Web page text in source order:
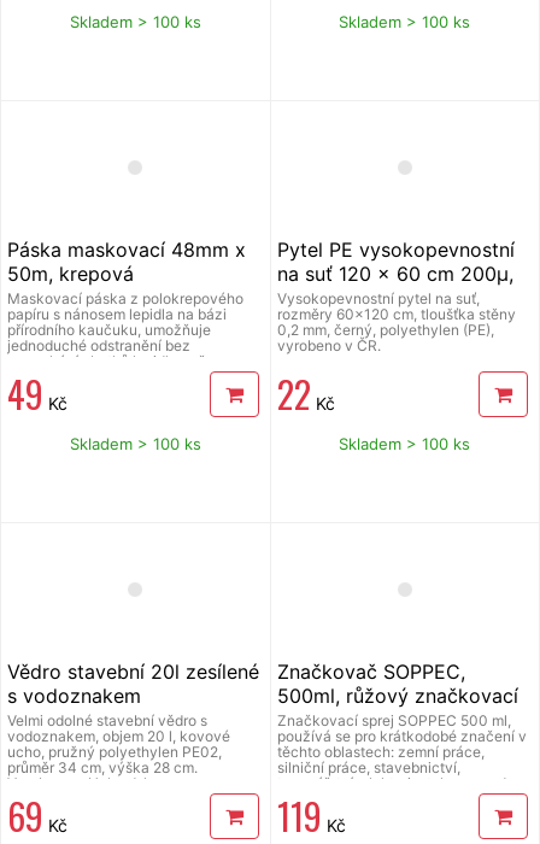
Skladem > 100 ks Skladem > 100 ks
Páska maskovací 48mm x
50m, krepová
Maskovací páska z polokrepového
papíru s nánosem lepidla na bázi
přírodního kaučuku, umožňuje
jednoduché odstranění bez
zanechání zbytků lepidla, určena pro
použití v interiéru pro malíře,
lakýrníky a pro využití ve
stavebnictví jako ochrana před
poškozením, pásku je nutné odstranit
do 24 hodin od aplikace, jinak hrozí
49 Kč
Skladem > 100 ks
Pytel PE vysokopevnostní
na suť 120 x 60 cm 200µ,
ČR
Vysokopevnostní pytel na suť,
rozměry 60x120 cm, tloušťka stěny
0,2 mm, černý, polyethylen (PE),
vyrobeno v ČR.
22 Kč
Skladem > 100 ks
Vědro stavební 20l zesílené
s vodoznakem
Velmi odolné stavební vědro s
vodoznakem, objem 20 l, kovové
ucho, pružný polyethylen PE02,
průměr 34 cm, výška 28 cm.
Vyrobeno v Holandsku.
69 Kč
Značkovač SOPPEC,
500ml, růžový značkovací
sprej
Značkovací sprej SOPPEC 500 ml,
používá se pro krátkodobé značení v
těchto oblastech: zemní práce,
silniční práce, stavebnictví,
topenářství, elektroinstalace apod.
velmi dobrá přilnavost, vysoká
odolnost proti povětrnostním vlivům,
rychleschnoucí fluorescenční barva,
119 Kč